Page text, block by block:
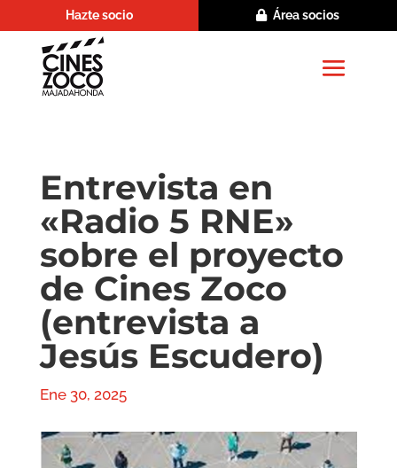
Hazte socio Área socios
Entrevista en
«Radio 5 RNE»
sobre el proyecto
de Cines Zoco
(entrevista a
Jesús Escudero)
Ene 30, 2025